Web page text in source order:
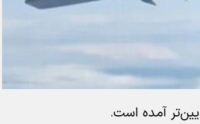
آمده است.